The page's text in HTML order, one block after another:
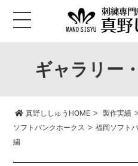
ギャラリー
真野ししゅうHOME> 製作実績
ソフトバンクホークス >福岡ソフト
繍